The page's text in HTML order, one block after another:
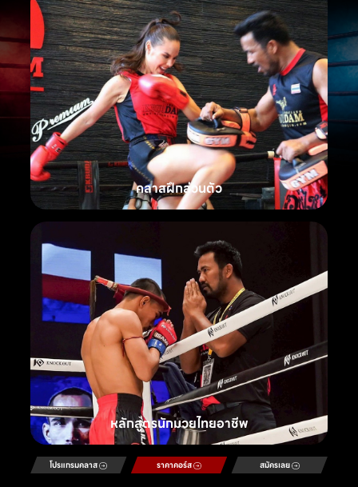
คลาสฝึกส่วนตัว
หลักสูตรนักมวยไทยอาชีพ
โปรแกรมคลาส ราคาคอร์ส สมัครเลย